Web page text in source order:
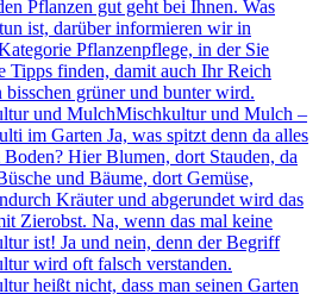
Pflanzen gut geht bei Ihnen. Was
ist, darüber informieren wir in
Pflanzenpflege, in der Sie
Tipps finden, damit auch Ihr Reich
bisschen grüner und bunter wird.
und MulchMischkultur und Mulch –
im Garten Ja, was spitzt denn da alles
Boden? Hier Blumen, dort Stauden, da
und Bäume, dort Gemüse,
Kräuter und abgerundet wird das
Zierobst. Na, wenn das mal keine
ist! Ja und nein, denn der Begriff
wird oft falsch verstanden.
heißt nicht, dass man seinen Garten